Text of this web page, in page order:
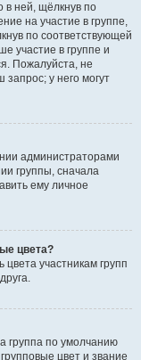
в ней, щёлкнув по
на участие в группе,
по соответствующей
участие в группе и
Пожалуйста, не
у него могут
администраторами
группы, сначала
ему личное
цвета?
участникам групп
группа по умолчанию
цвет и звание